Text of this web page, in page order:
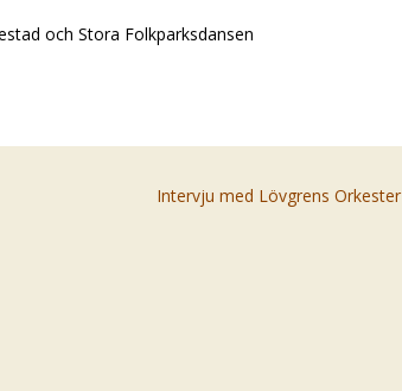
och Stora Folkparksdansen
Intervju med Lövgrens Orkester